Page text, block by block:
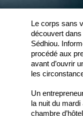
Le corps sans
découvert dans
Sédhiou.
procédé aux
avant d’ouvrir
les
Un
la nuit du
chambre